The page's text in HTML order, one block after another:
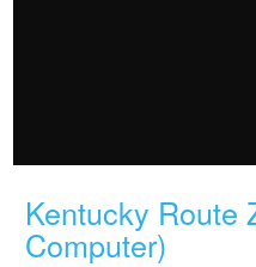
Kentucky Route
Computer)